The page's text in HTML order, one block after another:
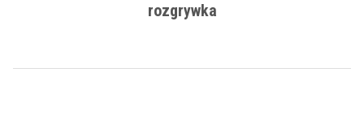
rozgrywka